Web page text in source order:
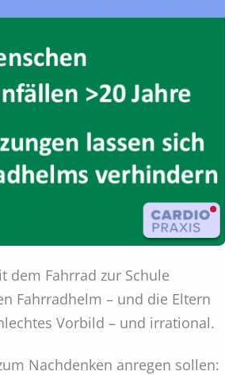
dem Fahrrad zur Schule
Fahrradhelm – und die Eltern
Vorbild – und irrational.
Nachdenken anregen sollen: